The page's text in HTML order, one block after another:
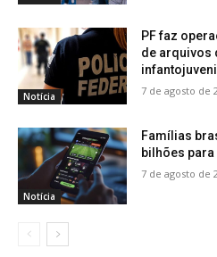
Notícia
PF faz
de arquivos
7 de agosto de
Notícia
Famílias
bilhões para
7 de agosto de